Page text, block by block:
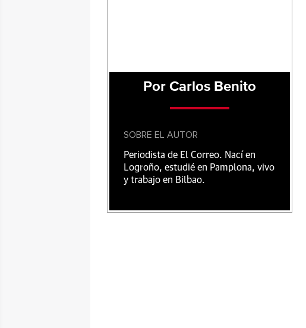
Por Carlos Benito
SOBRE EL AUTOR
Periodista de El Correo. Nací en
Logroño, estudié en Pamplona, vivo
y trabajo en Bilbao.